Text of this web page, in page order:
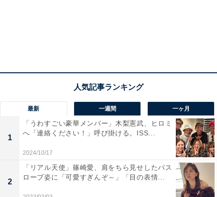
最新 一週間 一ヶ月
1
「うわすごい豪華メンバー」木梨憲武、ヒロミ
へ「連絡ください！」呼び掛ける。ISS...
2024/10/17
2
「リアル天使」篠崎愛、肩をちら見せしたバス
ローブ姿に「可愛すぎんぞ～」「目の表情...